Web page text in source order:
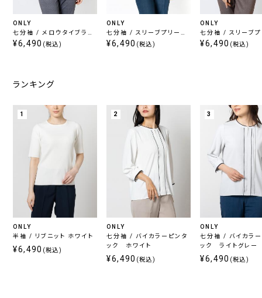
ONLY
七分袖 / メロウタイブラウ
ス ホワイト
¥6,490 (税込)
ONLY
七分袖 / スリーブプリーツ
入りブラウス ネイビー
¥6,490 (税込)
ONLY
七分袖 / スリーブプ
入りブラウス ホワイ
¥6,490 (税込)
ランキング
1
ONLY
半袖 / リブニット ホワイト
¥6,490 (税込)
2
ONLY
七分袖 / バイカラーピンタ
ック ホワイト
¥6,490 (税込)
3
ONLY
七分袖 / バイカラ
ック ライトグレー
¥6,490 (税込)